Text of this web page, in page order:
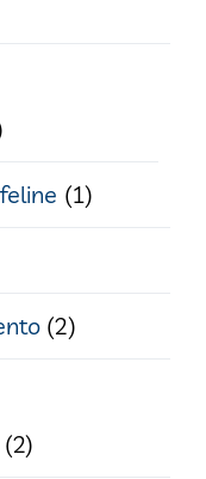
(1)
(2)
(2)